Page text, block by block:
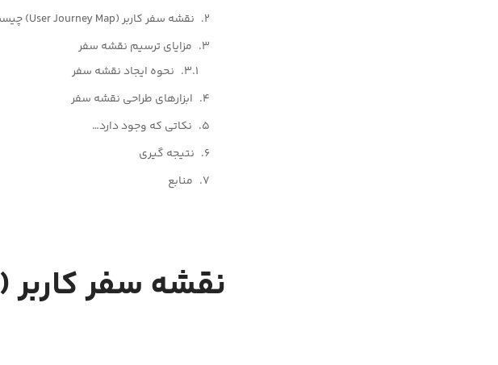
نقشه سفر کاربر (User Journey Map) چیست؟
مزایای ترسیم نقشه سفر
نحوه ایجاد نقشه سفر
ابزارهای طراحی نقشه سفر
نکاتی که وجود دارد…
نتیجه گیری
منابع
نقشه سفر کاربر (User Journey Map)